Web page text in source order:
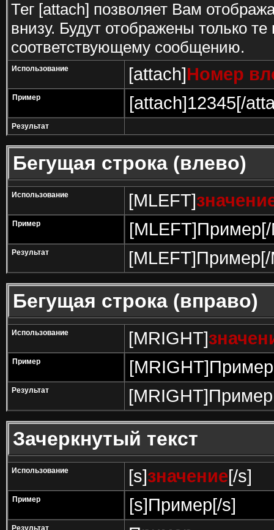
Тег [attach] позволяет Вам
внизу. Будут отображены только
соответствующему сообщению.
Использование [attach]Номер
Пример [attach]12345[/
Результат
Бегущая строка (влево)
Использование [MLEFT]
Пример
Результат
Бегущая строка (вправо)
Использование [MRIGHT]
Пример
Результат
Зачеркнутый текст
Использование [s]значение[/s]
Пример [s]Пример[/s]
Результат